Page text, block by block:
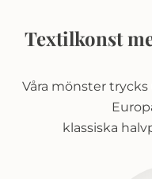
Textilkonst
Våra mönster
klassiska